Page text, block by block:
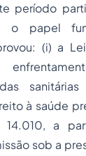
período
o papel
(i) a
à saúde
a
sob a